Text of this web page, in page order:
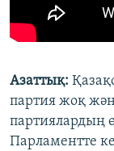
Азаттық:
партия жоқ
партиялардың
Парламентте